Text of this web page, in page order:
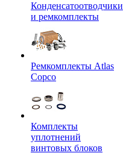
Конденсатоотводчики
и ремкомплекты
Ремкомплекты Atlas
Copco
Комплекты
уплотнений
винтовых блоков